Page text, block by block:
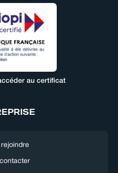
au certificat
rejoindre